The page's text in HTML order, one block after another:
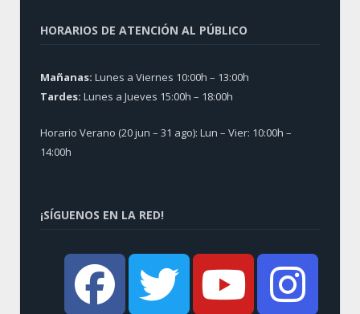
HORARIOS DE ATENCIÓN AL PÚBLICO
Mañanas: Lunes a Viernes 10:00h – 13:00h
Tardes: Lunes a Jueves 15:00h – 18:00h
Horario Verano (20 jun – 31 ago): Lun – Vier: 10:00h –
14:00h
¡SÍGUENOS EN LA RED!